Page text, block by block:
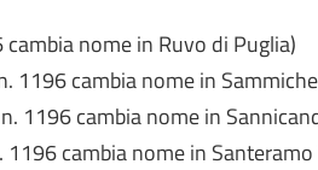
nome in Ruvo di Puglia)
1196 cambia nome in
1196 cambia nome in
cambia nome in Santeramo